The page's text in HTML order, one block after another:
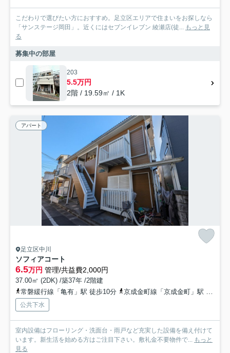
こだわりで選びたい方におすすめ。足立区エリアで住まいをお探しなら
「サンステージ岡田」。近くにはセブンイレブン 綾瀬店(徒...
もっと見
る
募集中の部屋
203
5.5万円
2階 / 19.59㎡ / 1K
アパート
足立区中川
ソフィアコート
6.5万円 管理/共益費2,000円
37.00㎡ (2DK) /築37年 /2階建
常磐緩行線「亀有」駅 徒歩10分
京成金町線「京成金町」駅 徒歩30分
公共下水
室内設備はフローリング・洗面台・雨戸など充実した設備を備え付けて
います。新生活を始める方はご注目下さい。敷礼金不要物件で...
もっと
見る